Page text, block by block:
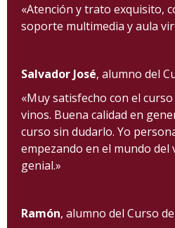
«Atención y trato exquisito,
soporte multimedia y aula
Salvador José, alumno del
«Muy satisfecho con el
vinos. Buena calidad en
curso sin dudarlo. Yo
empezando en el mundo del
genial.»
Ramón, alumno del Curso